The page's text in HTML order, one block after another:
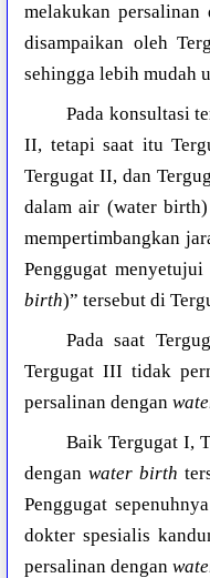
melakukan
disampaikan oleh
sehingga lebih mudah
Pada konsultasi
II, tetapi saat itu
Tergugat II, dan
dalam air (water
mempertimbangkan
Penggugat
birth)” tersebut di
Pada saat
Tergugat III tidak
persalinan dengan
Baik Tergugat I,
dengan water birth
Penggugat
dokter spesialis
persalinan dengan